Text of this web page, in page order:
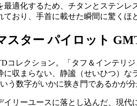
適化するため、チタンとステン
ており、手首に載せた瞬間に驚くほ
ター パイロット
コレクション。「タフ＆インテリ
に収まらない、静謐（せいひつ）
う数字がいかに狭き門であるかが分
リーユースに落とし込んだ、現